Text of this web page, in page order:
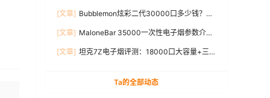
[文章] Bubblemon炫彩二代30000口多少钱？最
[文章] MaloneBar 35000一次性电子烟参数介
[文章] 坦克7Z电子烟评测：18000口大容量+三
Ta的全部动态